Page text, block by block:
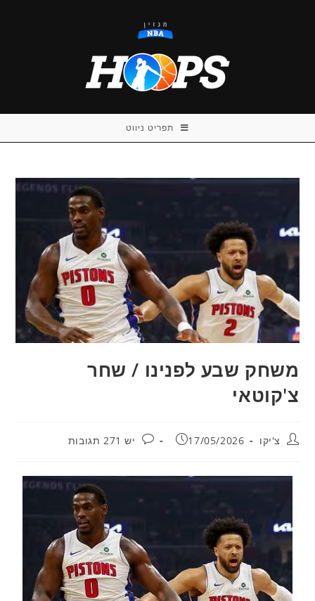
תפריט ניווט
משחק שבע לפנינו / שחר
צ'קוטאי
מחבר:צ'יקו פורסם:
17/05/2026 תגובות:
יש 271 תגובות